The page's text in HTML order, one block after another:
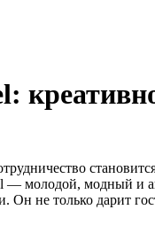
— молодой, модный и
не только дарит